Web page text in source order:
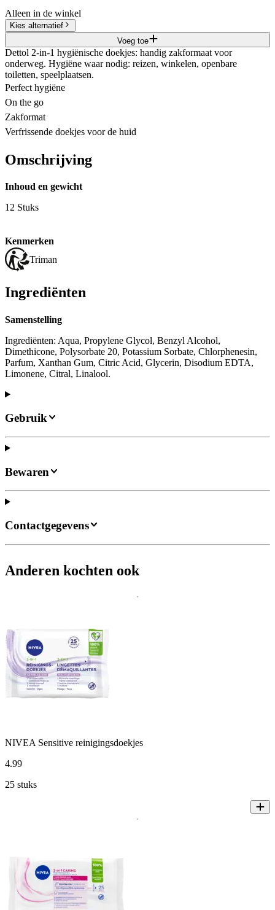
Alleen in de winkel
Kies alternatief
Voeg toe
Dettol 2-in-1 hygiënische doekjes: handig zakformaat voor
onderweg. Hygiëne waar nodig: reizen, winkelen, openbare
toiletten, speelplaatsen.
Perfect hygiëne
On the go
Zakformat
Verfrissende doekjes voor de huid
Omschrijving
Inhoud en gewicht
12 Stuks
Kenmerken
Triman
Ingrediënten
Samenstelling
Ingrediënten: Aqua, Propylene Glycol, Benzyl Alcohol,
Dimethicone, Polysorbate 20, Potassium Sorbate, Chlorphenesin,
Parfum, Xanthan Gum, Citric Acid, Glycerin, Disodium EDTA,
Limonene, Citral, Linalool.
Gebruik
Bewaren
Contactgegevens
Anderen kochten ook
NIVEA Sensitive reinigingsdoekjes
4.99
25 stuks